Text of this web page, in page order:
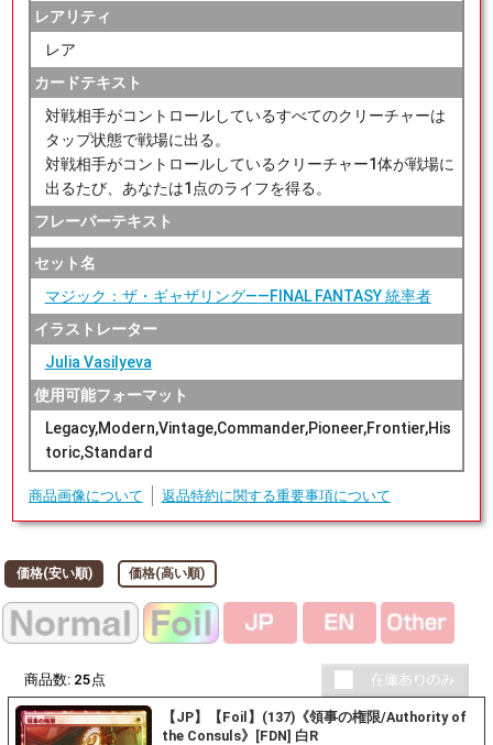
レアリティ
レア
カードテキスト
対戦相手がコントロールしているすべてのクリーチャーは
タップ状態で戦場に出る。
対戦相手がコントロールしているクリーチャー1体が戦場に
出るたび、あなたは1点のライフを得る。
フレーバーテキスト
セット名
マジック：ザ・ギャザリング——FINAL FANTASY 統率者
イラストレーター
Julia Vasilyeva
使用可能フォーマット
Legacy,Modern,Vintage,Commander,Pioneer,Frontier,His
toric,Standard
商品画像について 返品特約に関する重要事項について
価格(安い順) 価格(高い順)
商品数: 25 点
【JP】【Foil】(137)《領事の権限/Authority of
the Consuls》[FDN] 白R